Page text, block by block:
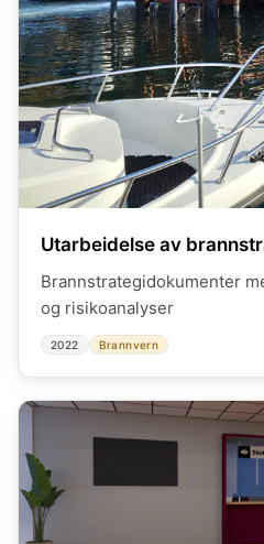
Utarbeidelse av
Brannstrategidokumenter
og risikoanalyser
2022 Brannvern